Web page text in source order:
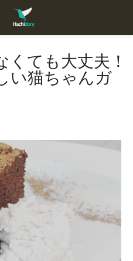
くても大丈夫！
い猫ちゃんガ